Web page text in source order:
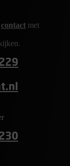
contact met